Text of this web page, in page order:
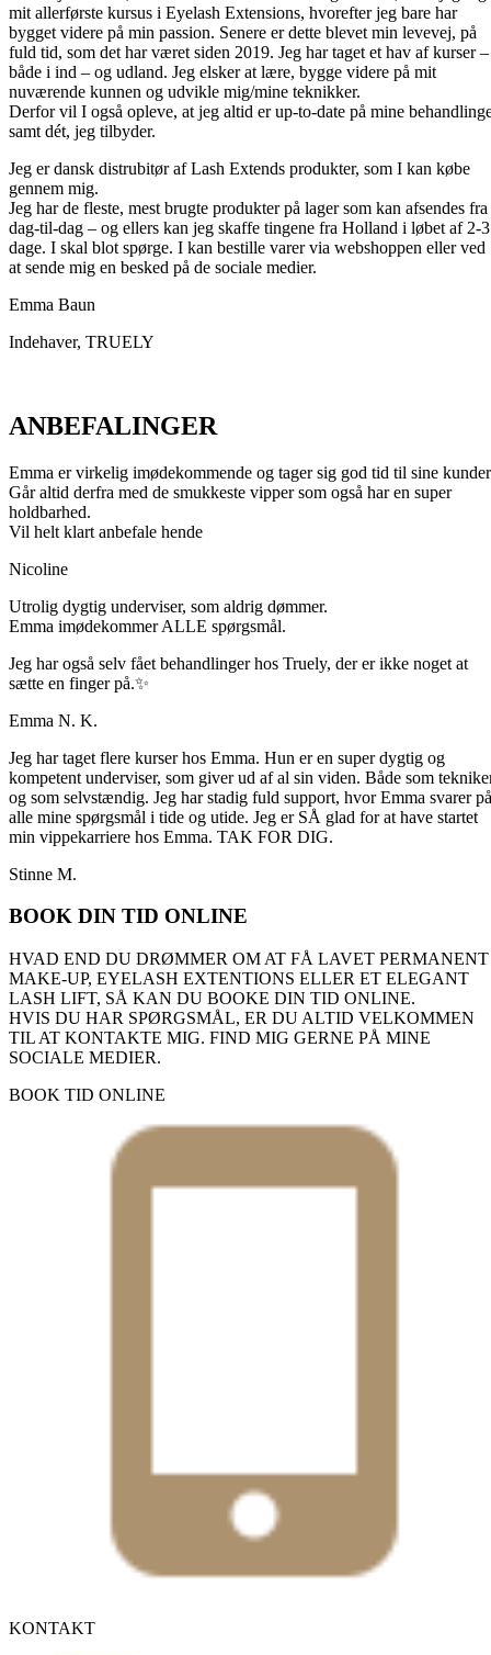
mit allerførste kursus i Eyelash Extensions, hvorefter jeg bare har
bygget videre på min passion. Senere er dette blevet min levevej, på
fuld tid, som det har været siden 2019. Jeg har taget et hav af kurser –
både i ind – og udland. Jeg elsker at lære, bygge videre på mit
nuværende kunnen og udvikle mig/mine teknikker.
Derfor vil I også opleve, at jeg altid er up-to-date på mine
samt dét, jeg tilbyder.
Jeg er dansk distrubitør af Lash Extends produkter, som I kan købe
gennem mig.
Jeg har de fleste, mest brugte produkter på lager som kan afsendes fra
dag-til-dag – og ellers kan jeg skaffe tingene fra Holland i løbet af 2-3
dage. I skal blot spørge. I kan bestille varer via webshoppen eller ved
at sende mig en besked på de sociale medier.
Emma Baun
Indehaver, TRUELY
ANBEFALINGER
Emma er virkelig imødekommende og tager sig god tid til sine
Går altid derfra med de smukkeste vipper som også har en super
holdbarhed.
Vil helt klart anbefale hende
Nicoline
Utrolig dygtig underviser, som aldrig dømmer.
Emma imødekommer ALLE spørgsmål.
Jeg har også selv fået behandlinger hos Truely, der er ikke noget at
sætte en finger på.✨
Emma N. K.
Jeg har taget flere kurser hos Emma. Hun er en super dygtig og
kompetent underviser, som giver ud af al sin viden. Både som
og som selvstændig. Jeg har stadig fuld support, hvor Emma svarer på
alle mine spørgsmål i tide og utide. Jeg er SÅ glad for at have startet
min vippekarriere hos Emma. TAK FOR DIG.
Stinne M.
BOOK DIN TID ONLINE
HVAD END DU DRØMMER OM AT FÅ LAVET PERMANENT
MAKE-UP, EYELASH EXTENTIONS ELLER ET ELEGANT
LASH LIFT, SÅ KAN DU BOOKE DIN TID ONLINE.
HVIS DU HAR SPØRGSMÅL, ER DU ALTID VELKOMMEN
TIL AT KONTAKTE MIG. FIND MIG GERNE PÅ MINE
SOCIALE MEDIER.
BOOK TID ONLINE
KONTAKT